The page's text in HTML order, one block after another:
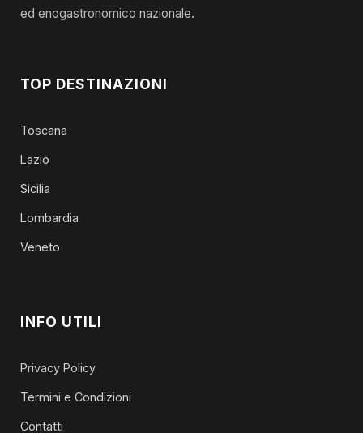
ed enogastronomico nazionale.
TOP DESTINAZIONI
Toscana
Lazio
Sicilia
Lombardia
Veneto
INFO UTILI
Privacy Policy
Termini e Condizioni
Contatti